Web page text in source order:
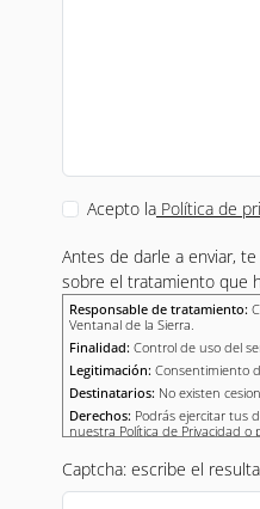
Acepto la Política de
Antes de darle a enviar,
sobre el tratamiento que
Responsable de tratamiento:
Ventanal de la Sierra.
Finalidad: Control de uso del
Legitimación: Consentimiento
Destinatarios: No existen
Derechos: Podrás ejercitar tus
nuestra Política de Privacidad
Captcha: escribe el